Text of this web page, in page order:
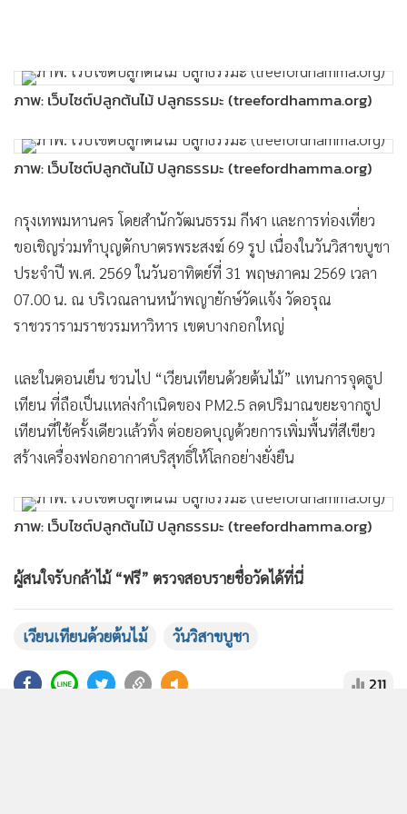
ภาพ: เว็บไซต์ปลูกต้นไม้ ปลูกธรรมะ (treefordhamma.org)
ภาพ: เว็บไซต์ปลูกต้นไม้ ปลูกธรรมะ (treefordhamma.org)
กรุงเทพมหานคร โดยสำนักวัฒนธรรม กีฬา และการท่องเที่ยว
ขอเชิญร่วมทำบุญตักบาตรพระสงฆ์ 69 รูป เนื่องในวันวิสาขบูชา
ประจำปี พ.ศ. 2569 ในวันอาทิตย์ที่ 31 พฤษภาคม 2569 เวลา
07.00 น. ณ บริเวณลานหน้าพญายักษ์วัดแจ้ง วัดอรุณ
ราชวรารามราชวรมหาวิหาร เขตบางกอกใหญ่
และในตอนเย็น ชวนไป “เวียนเทียนด้วยต้นไม้” แทนการจุดธูป
เทียน ที่ถือเป็นแหล่งกำเนิดของ PM2.5 ลดปริมาณขยะจากธูป
เทียนที่ใช้ครั้งเดียวแล้วทิ้ง ต่อยอดบุญด้วยการเพิ่มพื้นที่สีเขียว
สร้างเครื่องฟอกอากาศบริสุทธิ์ให้โลกอย่างยั่งยืน
ภาพ: เว็บไซต์ปลูกต้นไม้ ปลูกธรรมะ (treefordhamma.org)
ผู้สนใจรับกล้าไม้ “ฟรี” ตรวจสอบรายชื่อวัดได้ที่นี่
https://treefordhamma.org/home/tree-
circumambulation/temple-participation
โดยต้นไม้ที่รับจากการนำไปเวียนเทียน สามารถนำกลับไปปลูกที่
เวียนเทียนด้วยต้นไม้ วันวิสาขบูชา
211
MGR Online ใช้คุกกี้ (Cookies)
MGR Online ใช้คุกกี้ เพื่อจัดการข้อมูลส่วนบุคคลเพื่อนำเสนอ
ประสบการณ์คอนเทนต์ที่ดีที่สุดให้กับผู้อ่านบนเว็บไซต์ และ
แอพพลิเคชั่นเงื่อนไขการใช้งานเว็บไซต์และ
รับทราบ